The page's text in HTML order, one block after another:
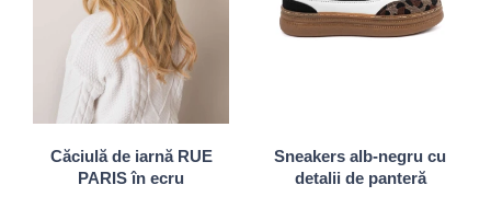
Căciulă de iarnă RUE
PARIS în ecru
Sneakers alb-negru cu
detalii de panteră